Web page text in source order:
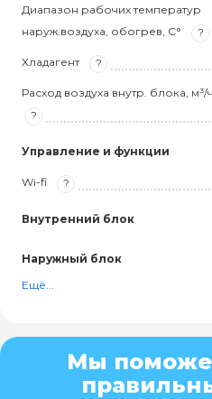
Диапазон рабочих температур
наруж.воздуха, обогрев, С°
?
Хладагент ?
Расход воздуха внутр. блока, м³/ч
?
Управление и функции
Wi-fi ?
Внутренний блок
Наружный блок
Ещё...
Мы